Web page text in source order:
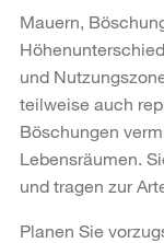
Mauern,
und
teilweise auch
Böschungen
Lebensräumen.
und tragen zur
Planen Sie